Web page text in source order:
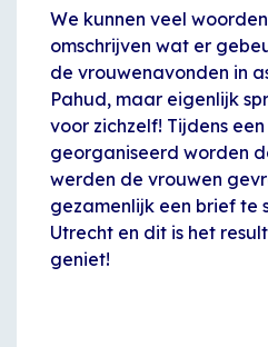
We kunnen veel
omschrijven wat er
de vrouwenavonden in
Pahud, maar eigenlijk
voor zichzelf! Tijdens
georganiseerd worden
werden de vrouwen
gezamenlijk een brief te
Utrecht en dit is het
geniet!